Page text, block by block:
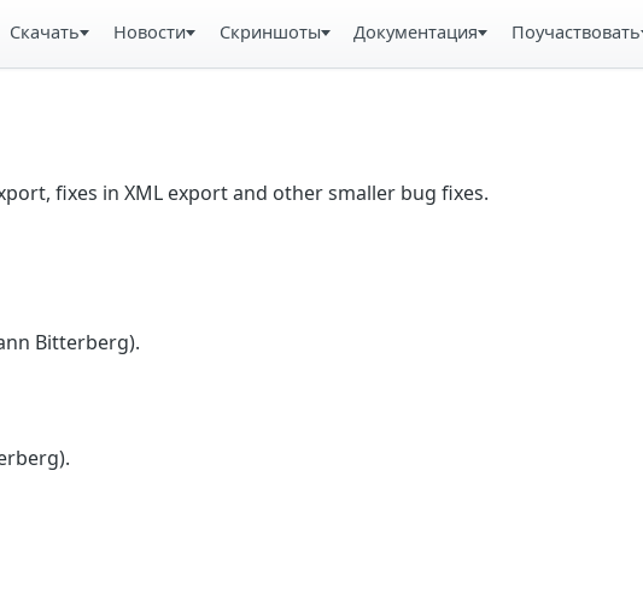
Скачать Новости Скриншоты Документация Поучаствовать
fixes in XML export and other smaller bug fixes.
Bitterberg).